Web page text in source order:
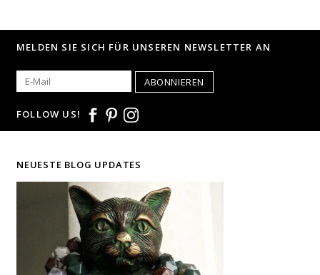
MELDEN SIE SICH FÜR UNSEREN NEWSLETTER AN
ABONNIEREN
FOLLOW US!
NEUESTE BLOG UPDATES